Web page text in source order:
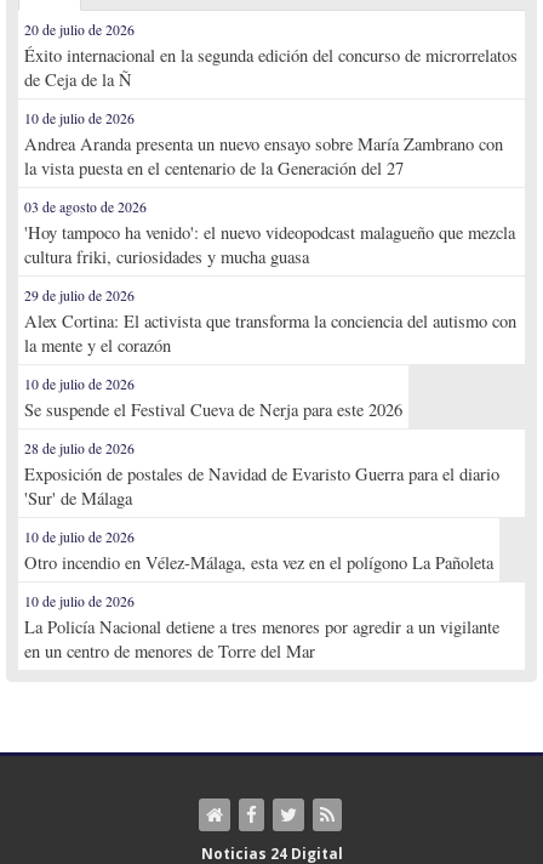
20 de julio de 2026
Éxito internacional en la segunda edición del concurso de microrrelatos
de Ceja de la Ñ
10 de julio de 2026
Andrea Aranda presenta un nuevo ensayo sobre María Zambrano con
la vista puesta en el centenario de la Generación del 27
03 de agosto de 2026
'Hoy tampoco ha venido': el nuevo videopodcast malagueño que mezcla
cultura friki, curiosidades y mucha guasa
29 de julio de 2026
Alex Cortina: El activista que transforma la conciencia del autismo con
la mente y el corazón
10 de julio de 2026
Se suspende el Festival Cueva de Nerja para este 2026
28 de julio de 2026
Exposición de postales de Navidad de Evaristo Guerra para el diario
'Sur' de Málaga
10 de julio de 2026
Otro incendio en Vélez-Málaga, esta vez en el polígono La Pañoleta
10 de julio de 2026
La Policía Nacional detiene a tres menores por agredir a un vigilante
en un centro de menores de Torre del Mar
Noticias 24 Digital